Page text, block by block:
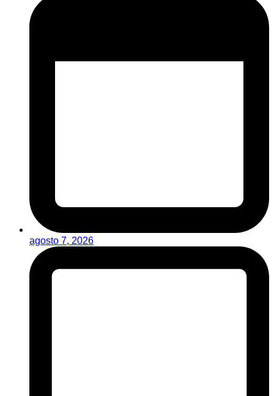
agosto 7, 2026